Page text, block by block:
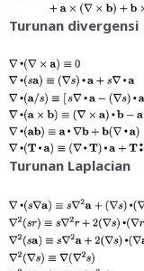
Turunan divergensi
Turunan Laplacian